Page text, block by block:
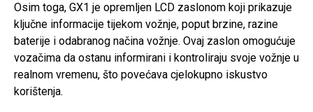
Osim toga, GX1 je opremljen LCD zaslonom koji prikazuje
ključne informacije tijekom vožnje, poput brzine, razine
baterije i odabranog načina vožnje. Ovaj zaslon omogućuje
vozačima da ostanu informirani i kontroliraju svoje vožnje u
realnom vremenu, što povećava cjelokupno iskustvo
korištenja.